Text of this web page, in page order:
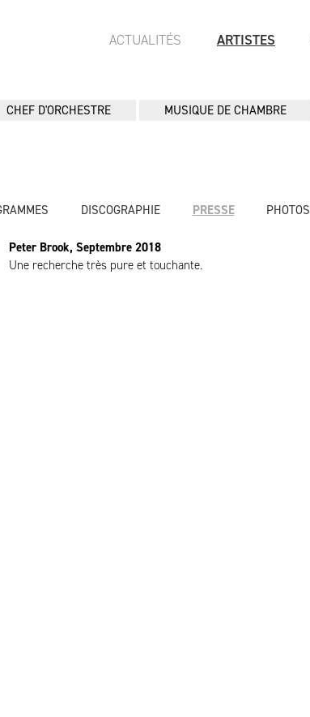
ACTUALITÉS ARTISTES
CHEF D'ORCHESTRE MUSIQUE DE CHAMBRE
DISCOGRAPHIE PRESSE PHOTOS
Peter Brook, Septembre 2018
Une recherche très pure et touchante.